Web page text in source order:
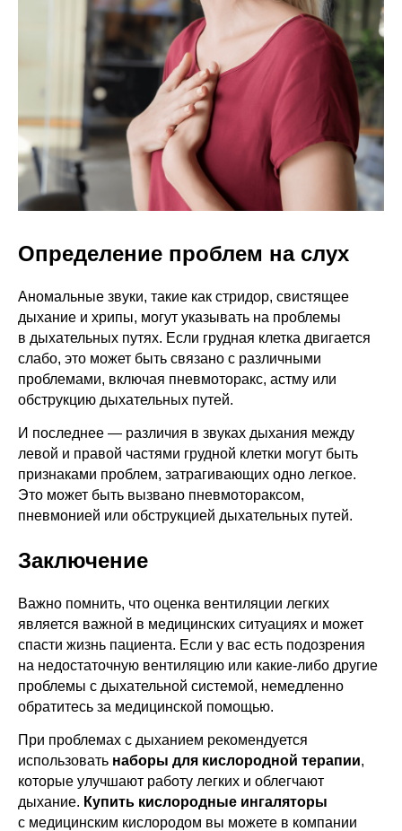
Определение проблем на слух
Аномальные звуки, такие как стридор, свистящее
дыхание и хрипы, могут указывать на проблемы
в дыхательных путях. Если грудная клетка двигается
слабо, это может быть связано с различными
проблемами, включая пневмоторакс, астму или
обструкцию дыхательных путей.
И последнее — различия в звуках дыхания между
левой и правой частями грудной клетки могут быть
признаками проблем, затрагивающих одно легкое.
Это может быть вызвано пневмотораксом,
пневмонией или обструкцией дыхательных путей.
Заключение
Важно помнить, что оценка вентиляции легких
является важной в медицинских ситуациях и может
спасти жизнь пациента. Если у вас есть подозрения
на недостаточную вентиляцию или какие-либо другие
проблемы с дыхательной системой, немедленно
обратитесь за медицинской помощью.
При проблемах с дыханием рекомендуется
использовать наборы для кислородной терапии,
которые улучшают работу легких и облегчают
дыхание. Купить кислородные ингаляторы
с медицинским кислородом вы можете в компании
МЕНЮ ДЛЯ КЛИЕНТА
Каталог Отзывы
г. Москва, ул. Средняя
Калитниковская, 26/27с1
Комплектация Частые вопросы